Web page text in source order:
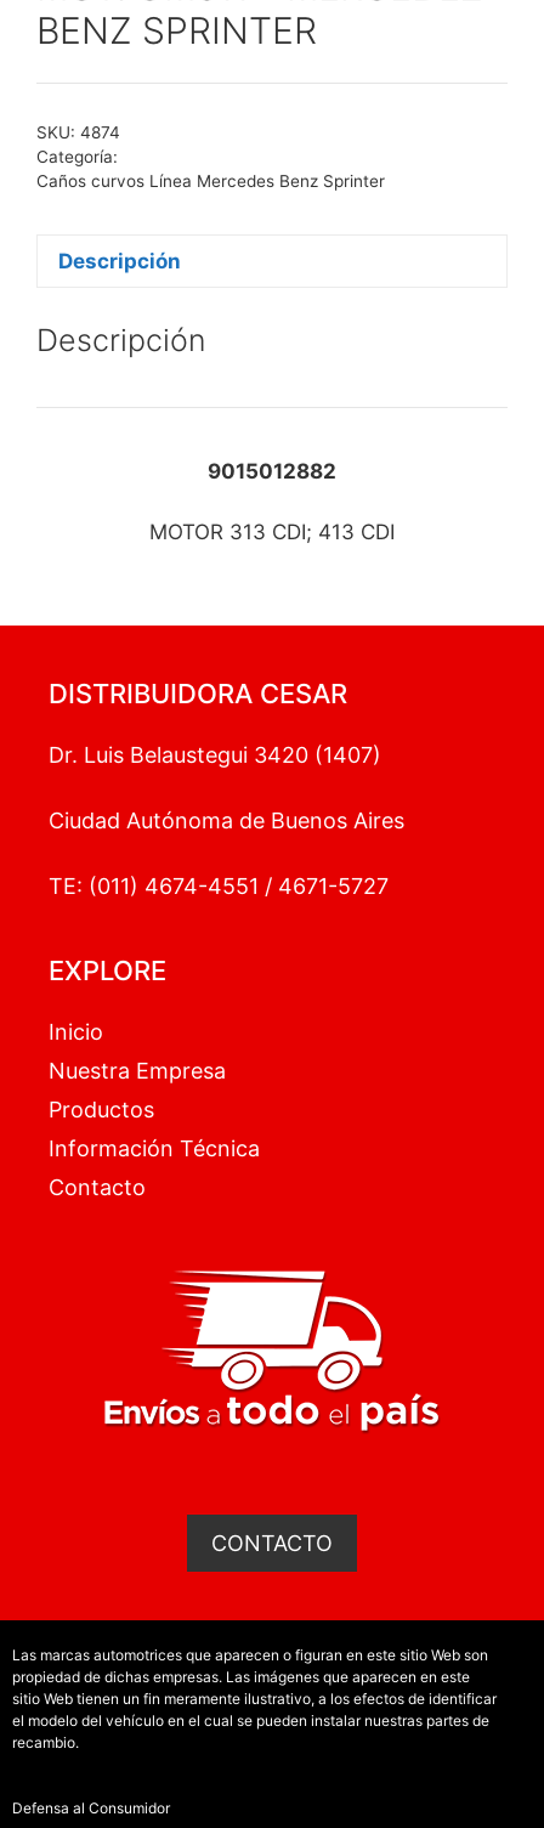
BENZ SPRINTER
SKU: 4874
Categoría:
Caños curvos Línea Mercedes Benz Sprinter
Descripción
Descripción
9015012882
MOTOR 313 CDI; 413 CDI
DISTRIBUIDORA CESAR
Dr. Luis Belaustegui 3420 (1407)
Ciudad Autónoma de Buenos Aires
TE: (011) 4674-4551 / 4671-5727
EXPLORE
Inicio
Nuestra Empresa
Productos
Información Técnica
Contacto
CONTACTO
Las marcas automotrices que aparecen o figuran en este sitio Web son
propiedad de dichas empresas. Las imágenes que aparecen en este
sitio Web tienen un fin meramente ilustrativo, a los efectos de identificar
el modelo del vehículo en el cual se pueden instalar nuestras partes de
recambio.
Defensa al Consumidor